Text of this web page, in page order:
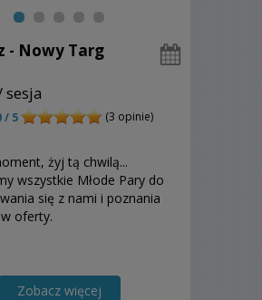
- Nowy Targ
sesja
/ 5
(3 opinie)
żyj tą chwilą...
wszystkie Młode Pary do
się z nami i poznania
oferty.
Zobacz więcej